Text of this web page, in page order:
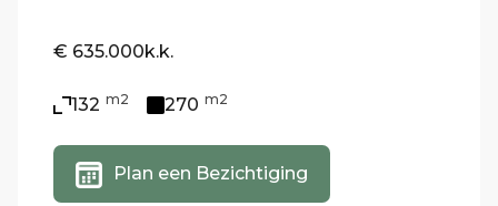
€ 635.000k.k.
132 m2 270 m2
Plan een Bezichtiging